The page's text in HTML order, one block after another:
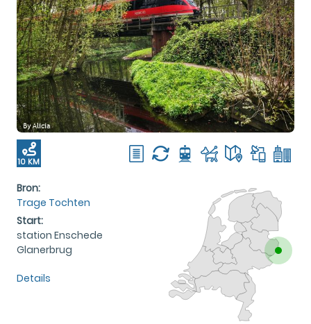
10 KM
Bron:
Trage Tochten
Start:
station Enschede
Glanerbrug
Details